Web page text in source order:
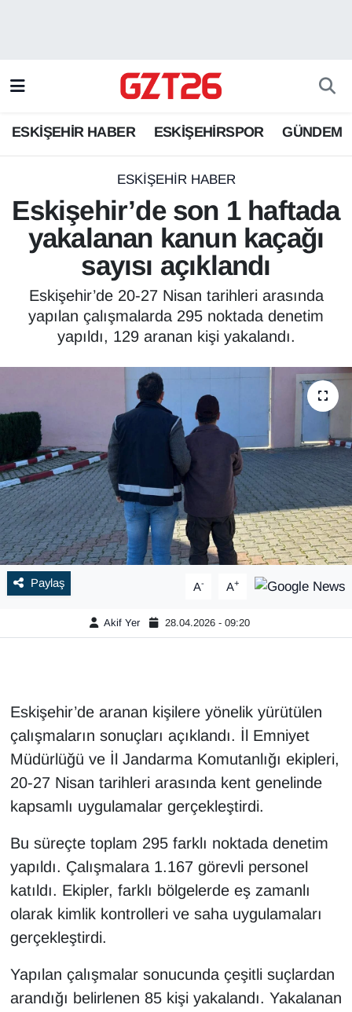
ESKİŞEHİR HABER ESKİŞEHİRSPOR GÜNDEM
ESKİŞEHİR HABER
Eskişehir’de son 1 haftada
yakalanan kanun kaçağı
sayısı açıklandı
Eskişehir’de 20-27 Nisan tarihleri arasında
yapılan çalışmalarda 295 noktada denetim
yapıldı, 129 aranan kişi yakalandı.
Paylaş A- A+
Akif Yer 28.04.2026 - 09:20
Eskişehir’de aranan kişilere yönelik yürütülen
çalışmaların sonuçları açıklandı. İl Emniyet
Müdürlüğü ve İl Jandarma Komutanlığı ekipleri,
20-27 Nisan tarihleri arasında kent genelinde
kapsamlı uygulamalar gerçekleştirdi.
Bu süreçte toplam 295 farklı noktada denetim
yapıldı. Çalışmalara 1.167 görevli personel
katıldı. Ekipler, farklı bölgelerde eş zamanlı
olarak kimlik kontrolleri ve saha uygulamaları
gerçekleştirdi.
Yapılan çalışmalar sonucunda çeşitli suçlardan
arandığı belirlenen 85 kişi yakalandı. Yakalanan
ESKİŞEHİRSPOR
GÜNDEM
Odunpazarı Trafik Yoğunluk Haritası
Süper Lig Puan Durumu ve Fikstür
Tüm Manşetler
Son Dakika Haberleri
Haber Arşivi